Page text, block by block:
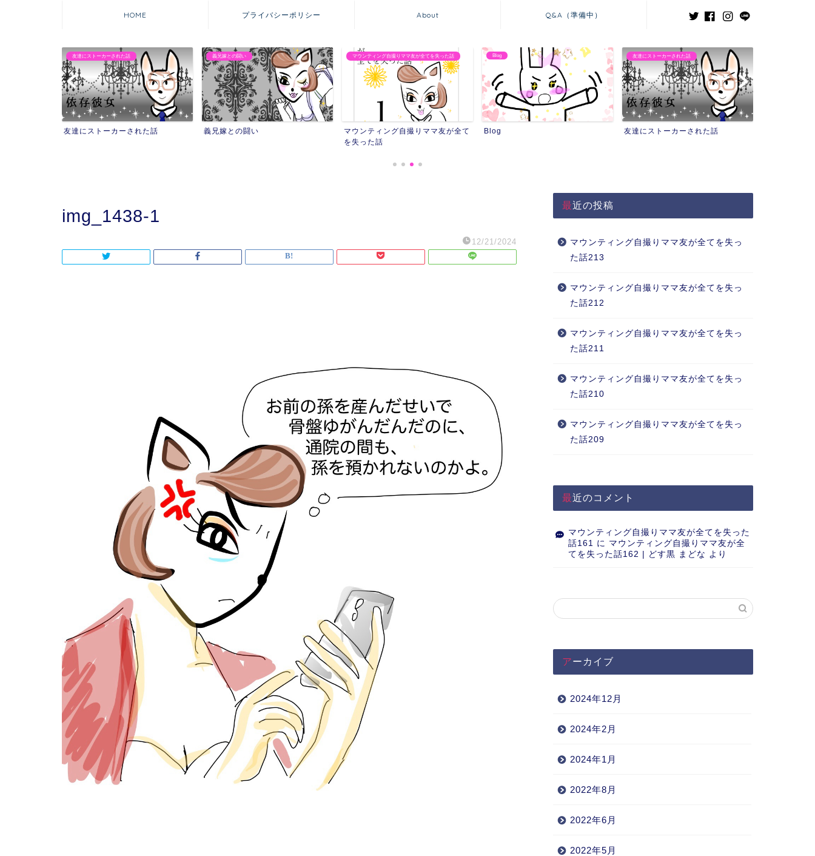
HOME プライバシーポリシー About Q&A（準備中）
友達にストーカーされた話
友達にストーカーされた話
義兄嫁との闘い
義兄嫁との闘い
マウンティング自撮りママ友が全てを失った話
マウンティング自撮りママ友が全て
を失った話
Blog
Blog
友達にストーカーされた話
友達にストーカーされた話
img_1438-1
12/21/2024
最近の投稿
マウンティング自撮りママ友が全てを失っ
た話213
マウンティング自撮りママ友が全てを失っ
た話212
マウンティング自撮りママ友が全てを失っ
た話211
マウンティング自撮りママ友が全てを失っ
た話210
マウンティング自撮りママ友が全てを失っ
た話209
最近のコメント
マウンティング自撮りママ友が全てを失った
話161 に マウンティング自撮りママ友が全
てを失った話162 | どす黒 まどな より
アーカイブ
2024年12月
2024年2月
2024年1月
2022年8月
2022年6月
2022年5月